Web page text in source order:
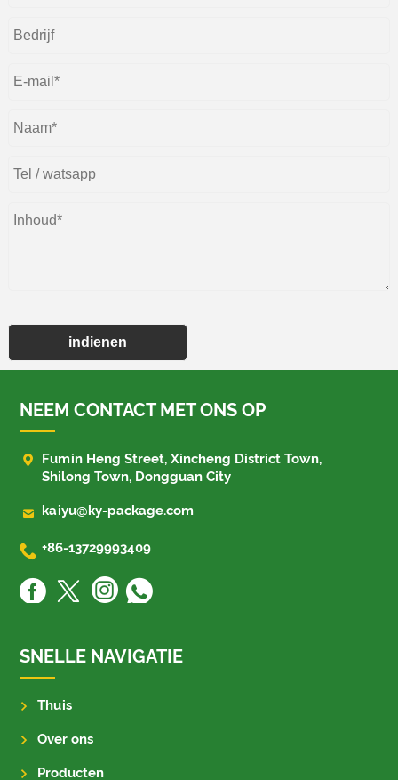
indienen
NEEM CONTACT MET ONS OP

Fumin Heng Street, Xincheng District Town,
Shilong Town, Dongguan City
 kaiyu@ky-package.com
 +86-13729993409
SNELLE NAVIGATIE
Thuis
Over ons
Producten